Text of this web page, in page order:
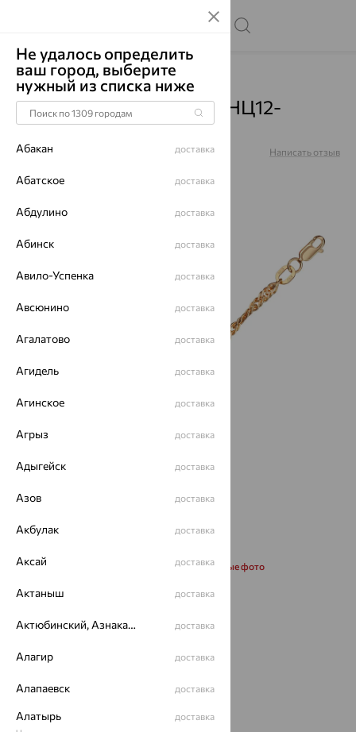
Главная Каталог Цепи
Цепь, золото, красный, НЦ12-
028D0,50
Артикул: Написать отзыв
Запросить дополнительные фото
от 73 067 202 965
Не удалось определить
ваш город, выберите
нужный из списка ниже
Абакан доставка
Абатское доставка
Абдулино доставка
Абинск доставка
Авило-Успенка доставка
Авсюнино доставка
Агалатово доставка
Агидель доставка
Агинское доставка
Агрыз доставка
Адыгейск доставка
Азов доставка
Акбулак доставка
Аксай доставка
Актаныш доставка
Актюбинский, Азнакаевский район доставка
Алагир доставка
Алапаевск доставка
Алатырь доставка